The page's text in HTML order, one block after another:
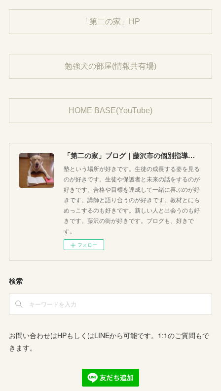
「第二の家」HP
勉強犬の部屋(情報共有場)
HOME BASE(YouTube)
「第二の家」ブログ｜藤沢市の個別指導塾のお話
塾という場所が好きです。生徒の成長する姿を見る
のが好きです。生徒や保護者と未来の話をするのが
好きです。合格や目標を達成して一緒に喜ぶのが好
きです。講師と語り合うのが好きです。教材とにら
めっこするのも好きです。新しい人と出会うのも好
きです。藤沢の街が好きです。ブログも、好きで
す。
フォロー
検索
お問い合わせはHPもしくはLINEから可能です。1:1のご質問もで
きます。